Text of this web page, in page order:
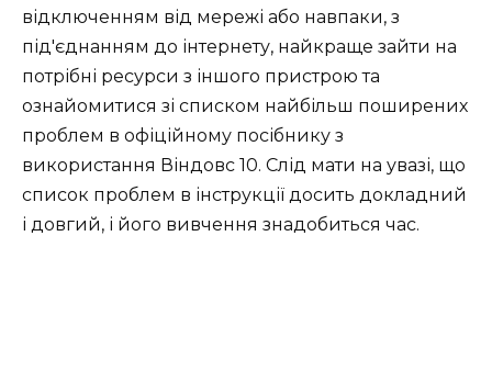
відключенням від мережі або навпаки, з
під'єднанням до інтернету, найкраще зайти на
потрібні ресурси з іншого пристрою та
ознайомитися зі списком найбільш поширених
проблем в офіційному посібнику з
використання Віндовс 10. Слід мати на увазі, що
список проблем в інструкції досить докладний
і довгий, і його вивчення знадобиться час.